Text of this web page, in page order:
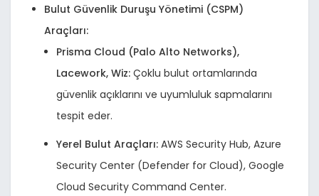
Bulut Güvenlik Duruşu Yönetimi (CSPM)
Araçları:
Prisma Cloud (Palo Alto Networks),
Lacework, Wiz: Çoklu bulut ortamlarında
güvenlik açıklarını ve uyumluluk sapmalarını
tespit eder.
Yerel Bulut Araçları: AWS Security Hub, Azure
Security Center (Defender for Cloud), Google
Cloud Security Command Center.